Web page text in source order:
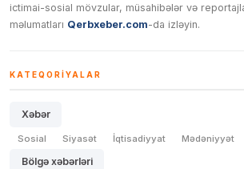
ictimai-sosial mövzular, müsahibələr və
məlumatları Qerbxeber.com-da izləyin.
KATEQORIYALAR
Xəbər
Sosial Siyasət İqtisadiyyat Mədəniyyət
Bölgə xəbərləri